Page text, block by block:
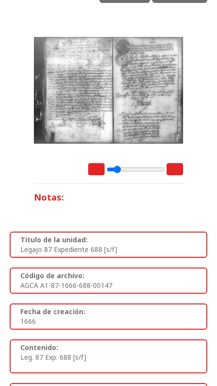
Notas:
Titulo de la unidad:
Legajo 87 Expediente 688 [s/f]
Código de archivo:
AGCA A1-87-1666-688-00147
Fecha de creación:
1666
Contenido:
Leg. 87 Exp. 688 [s/f]